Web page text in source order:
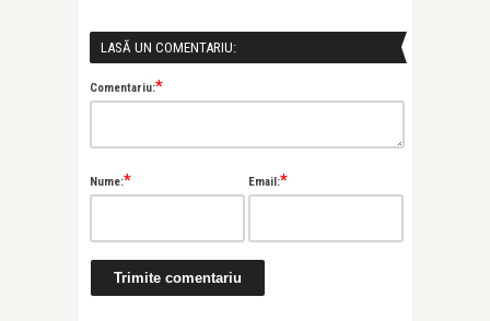
LASĂ UN COMENTARIU:
Comentariu:*
Nume:* Email:*